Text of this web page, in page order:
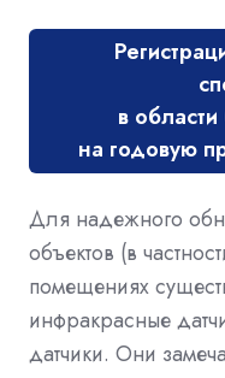
в
на годовую
Для надежного
объектов (в
помещениях
инфракрасные
датчики. Они